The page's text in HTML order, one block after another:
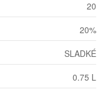
20
20%
SLADKÉ
0.75 L